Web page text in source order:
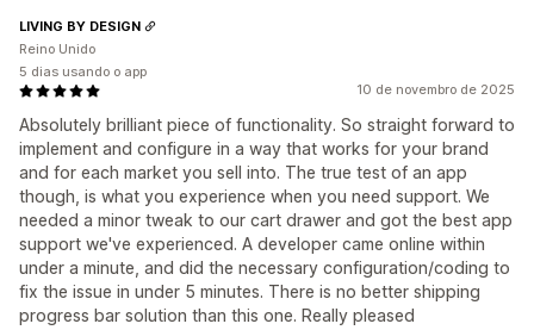
10 de novembro de 2025
Absolutely brilliant piece of functionality. So straight forward to
implement and configure in a way that works for your brand
and for each market you sell into. The true test of an app
though, is what you experience when you need support. We
needed a minor tweak to our cart drawer and got the best app
support we've experienced. A developer came online within
under a minute, and did the necessary configuration/coding to
fix the issue in under 5 minutes. There is no better shipping
progress bar solution than this one. Really pleased
LIVING BY DESIGN
Reino Unido
5 dias usando o app